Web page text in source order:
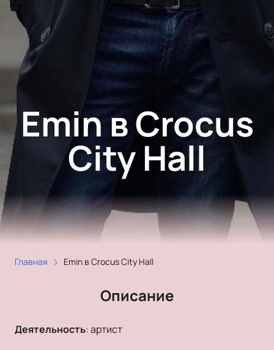
Emin в Crocus
City Hall
Главная Emin в Crocus City Hall
Описание
Деятельность:артист